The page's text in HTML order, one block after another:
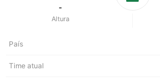
-
Altura
País
Time atual